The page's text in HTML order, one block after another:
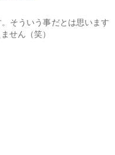
そういう事だとは思います
せん（笑）